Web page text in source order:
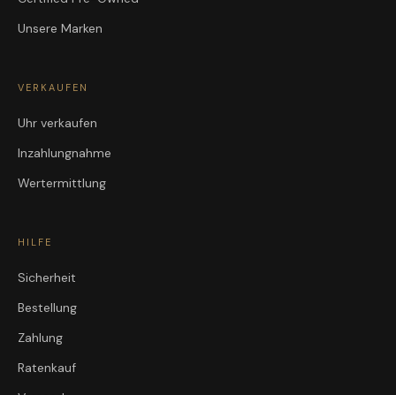
Unsere Marken
VERKAUFEN
Uhr verkaufen
Inzahlungnahme
Wertermittlung
HILFE
Sicherheit
Bestellung
Zahlung
Ratenkauf